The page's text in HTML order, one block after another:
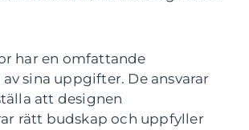
har en omfattande
sina uppgifter. De ansvarar
att designen
rätt budskap och uppfyller